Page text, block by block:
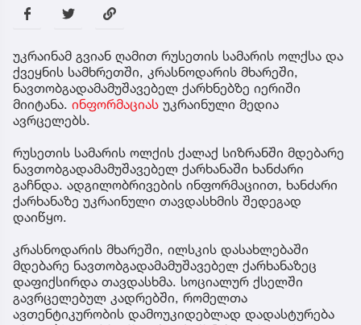
უკრაინამ გვიან ღამით რუსეთის სამარის ოლქსა და
ქვეყნის სამხრეთში, კრასნოდარის მხარეში,
ნავთობგადამამუშავებელ ქარხნებზე იერიში
მიიტანა. ინფორმაციას უკრაინული მედია
ავრცელებს.
რუსეთის სამარის ოლქის ქალაქ სიზრანში მდებარე
ნავთობგადამამუშავებელ ქარხანაში ხანძარი
გაჩნდა. ადგილობრივების ინფორმაციით, ხანძარი
ქარხანაზე უკრაინული თავდასხმის შედეგად
დაიწყო.
კრასნოდარის მხარეში, ილსკის დასახლებაში
მდებარე ნავთობგადამამუშავებელ ქარხანაზეც
დაფიქსირდა თავდასხმა. სოციალურ ქსელში
გავრცელებულ კადრებში, რომელთა
ავთენტიკურობის დამოუკიდებლად დადასტურება